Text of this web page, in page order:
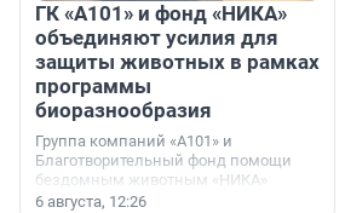
ГК «А101» и фонд «НИКА»
объединяют усилия для
защиты животных в рамках
программы
биоразнообразия
Группа компаний «А101» и
Благотворительный фонд помощи
бездомным животным «НИКА»
заключили соглашение о
6 августа, 12:26